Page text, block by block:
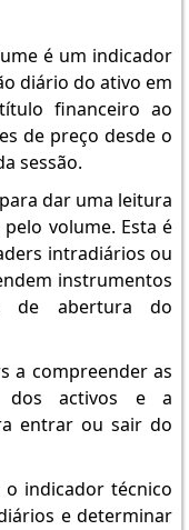
é um indicador
diário do ativo em
financeiro ao
de preço desde o
sessão.
dar uma leitura
volume. Esta é
intradiários ou
instrumentos
de abertura do
a compreender as
dos activos e a
entrar ou sair do
indicador técnico
e determinar